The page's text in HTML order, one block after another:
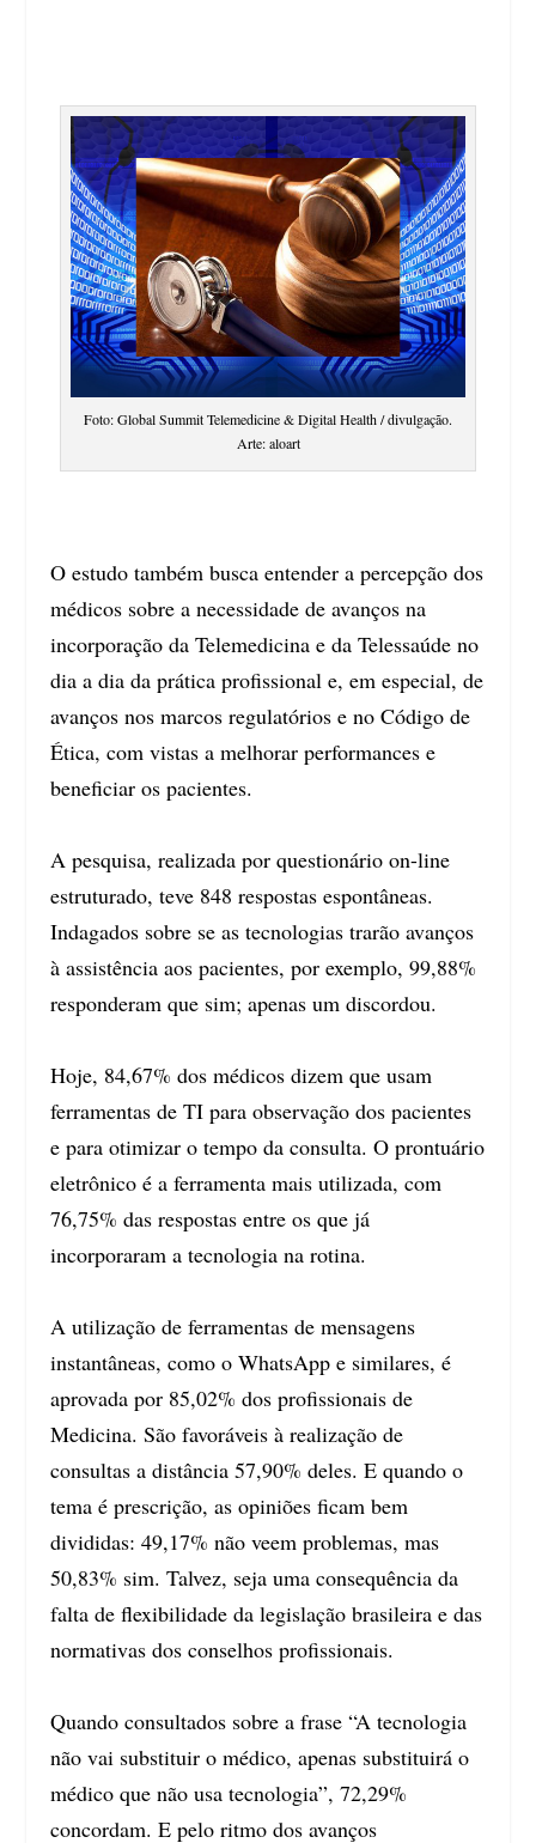
Foto: Global Summit Telemedicine & Digital Health / divulgação.
Arte: aloart
O estudo também busca entender a percepção dos
médicos sobre a necessidade de avanços na
incorporação da Telemedicina e da Telessaúde no
dia a dia da prática profissional e, em especial, de
avanços nos marcos regulatórios e no Código de
Ética, com vistas a melhorar performances e
beneficiar os pacientes.
A pesquisa, realizada por questionário on-line
estruturado, teve 848 respostas espontâneas.
Indagados sobre se as tecnologias trarão avanços
à assistência aos pacientes, por exemplo, 99,88%
responderam que sim; apenas um discordou.
Hoje, 84,67% dos médicos dizem que usam
ferramentas de TI para observação dos pacientes
e para otimizar o tempo da consulta. O prontuário
eletrônico é a ferramenta mais utilizada, com
76,75% das respostas entre os que já
incorporaram a tecnologia na rotina.
A utilização de ferramentas de mensagens
instantâneas, como o WhatsApp e similares, é
aprovada por 85,02% dos profissionais de
Medicina. São favoráveis à realização de
consultas a distância 57,90% deles. E quando o
tema é prescrição, as opiniões ficam bem
divididas: 49,17% não veem problemas, mas
50,83% sim. Talvez, seja uma consequência da
falta de flexibilidade da legislação brasileira e das
normativas dos conselhos profissionais.
Quando consultados sobre a frase “A tecnologia
não vai substituir o médico, apenas substituirá o
médico que não usa tecnologia”, 72,29%
concordam. E pelo ritmo dos avanços